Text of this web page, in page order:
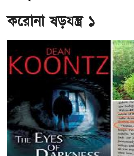
করোনা ষড়যন্ত্র ১